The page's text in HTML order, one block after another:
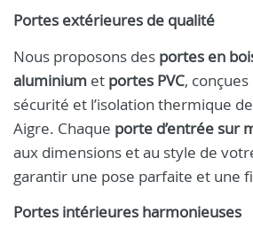
Portes extérieures de qualité
Nous proposons des portes en
aluminium et portes PVC,
sécurité et l’isolation thermique
Aigre. Chaque porte d’entrée sur
aux dimensions et au style de
garantir une pose parfaite et une
Portes intérieures harmonieuses